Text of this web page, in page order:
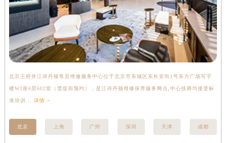
北京王府井江诗丹顿售后维修服务中心位于北京市东城区东长安街1号东方广场写字
楼W3座6层602室（需提前预约），是江诗丹顿维修保养服务网点,中心技师均接受标
准培训.... 详情 >
北京 上海 广州 深圳 天津 成都